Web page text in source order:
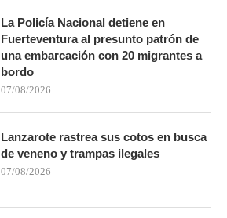
La Policía Nacional detiene en
Fuerteventura al presunto patrón de
una embarcación con 20 migrantes a
bordo
07/08/2026
Lanzarote rastrea sus cotos en busca
de veneno y trampas ilegales
07/08/2026